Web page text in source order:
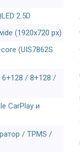
2.5D
(1920x720 px)
(UIS7862S
/ 8+128 /
CarPlay и
/ TPMS /